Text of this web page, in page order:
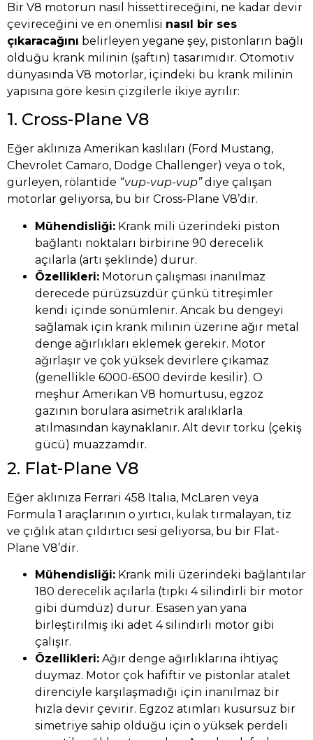
Bir V8 motorun nasıl hissettireceğini, ne kadar devir
çevireceğini ve en önemlisi nasıl bir ses
çıkaracağını belirleyen yegane şey, pistonların bağlı
olduğu krank milinin (şaftın) tasarımıdır. Otomotiv
dünyasında V8 motorlar, içindeki bu krank milinin
yapısına göre kesin çizgilerle ikiye ayrılır:
1. Cross-Plane V8
Eğer aklınıza Amerikan kaslıları (Ford Mustang,
Chevrolet Camaro, Dodge Challenger) veya o tok,
gürleyen, rölantide “vup-vup-vup”diye çalışan
motorlar geliyorsa, bu bir Cross-Plane V8’dir.
Mühendisliği: Krank mili üzerindeki piston
bağlantı noktaları birbirine 90 derecelik
açılarla (artı şeklinde) durur.
Özellikleri: Motorun çalışması inanılmaz
derecede pürüzsüzdür çünkü titreşimler
kendi içinde sönümlenir. Ancak bu dengeyi
sağlamak için krank milinin üzerine ağır metal
denge ağırlıkları eklemek gerekir. Motor
ağırlaşır ve çok yüksek devirlere çıkamaz
(genellikle 6000-6500 devirde kesilir). O
meşhur Amerikan V8 homurtusu, egzoz
gazının borulara asimetrik aralıklarla
atılmasından kaynaklanır. Alt devir torku (çekiş
gücü) muazzamdır.
2. Flat-Plane V8
Eğer aklınıza Ferrari 458 Italia, McLaren veya
Formula 1 araçlarının o yırtıcı, kulak tırmalayan, tiz
ve çığlık atan çıldırtıcı sesi geliyorsa, bu bir Flat-
Plane V8’dir.
Mühendisliği: Krank mili üzerindeki bağlantılar
180 derecelik açılarla (tıpkı 4 silindirli bir motor
gibi dümdüz) durur. Esasen yan yana
birleştirilmiş iki adet 4 silindirli motor gibi
çalışır.
Özellikleri: Ağır denge ağırlıklarına ihtiyaç
duymaz. Motor çok hafiftir ve pistonlar atalet
direnciyle karşılaşmadığı için inanılmaz bir
hızla devir çevirir. Egzoz atımları kusursuz bir
simetriye sahip olduğu için o yüksek perdeli